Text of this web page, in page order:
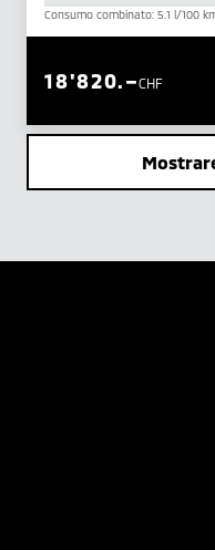
Consumo combinato: 5.1 l/100
CHF
18'820.–